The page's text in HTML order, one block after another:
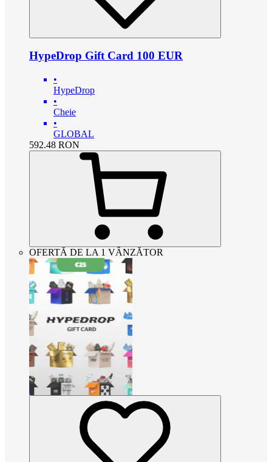
HypeDrop Gift Card 100 EUR
•
HypeDrop
•
Cheie
•
GLOBAL
592.48 RON
OFERTĂ DE LA 1 VÂNZĂTOR